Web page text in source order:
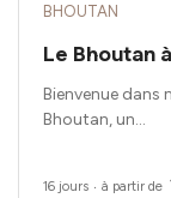
BHOUTAN
Le Bhoutan
Bienvenue
Bhoutan, un...
16 jours ‧ à partir de